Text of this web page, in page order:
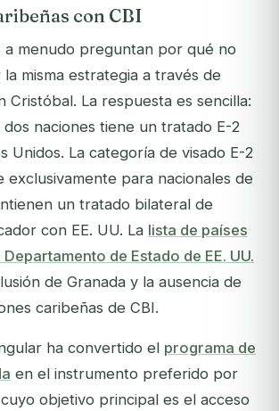
con CBI
a menudo preguntan por qué no
misma estrategia a través de
Cristóbal. La respuesta es sencilla:
dos naciones tiene un tratado E-2
Unidos. La categoría de visado E-2
exclusivamente para nacionales de
un tratado bilateral de
con EE. UU. La lista de países
de Estado de EE. UU.
de Granada y la ausencia de
caribeñas de CBI.
ha convertido el programa de
en el instrumento preferido por
objetivo principal es el acceso